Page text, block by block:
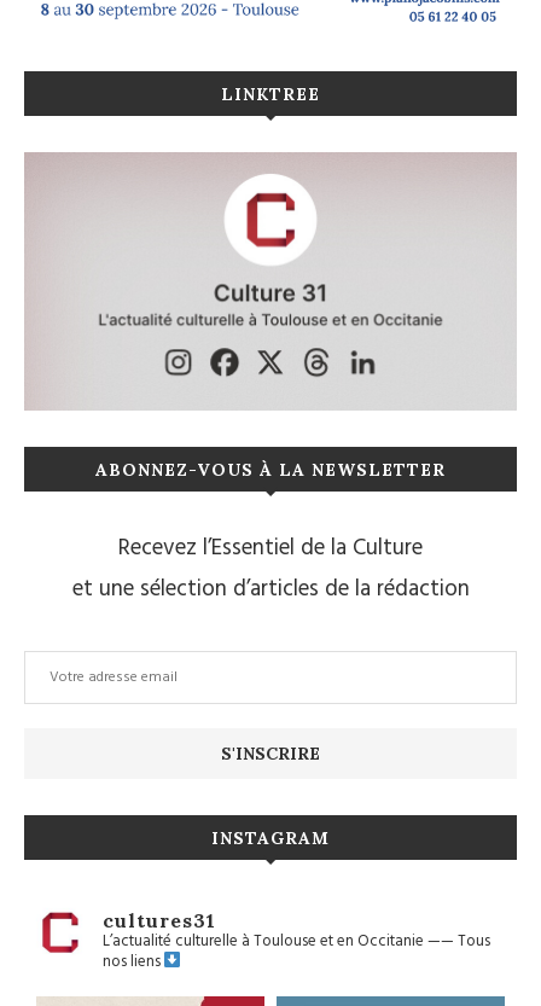
LINKTREE
ABONNEZ-VOUS À LA NEWSLETTER
Recevez l’Essentiel de la Culture
et une sélection d’articles de la rédaction
INSTAGRAM
cultures31
L’actualité culturelle à Toulouse et en Occitanie——Tous
nos liens